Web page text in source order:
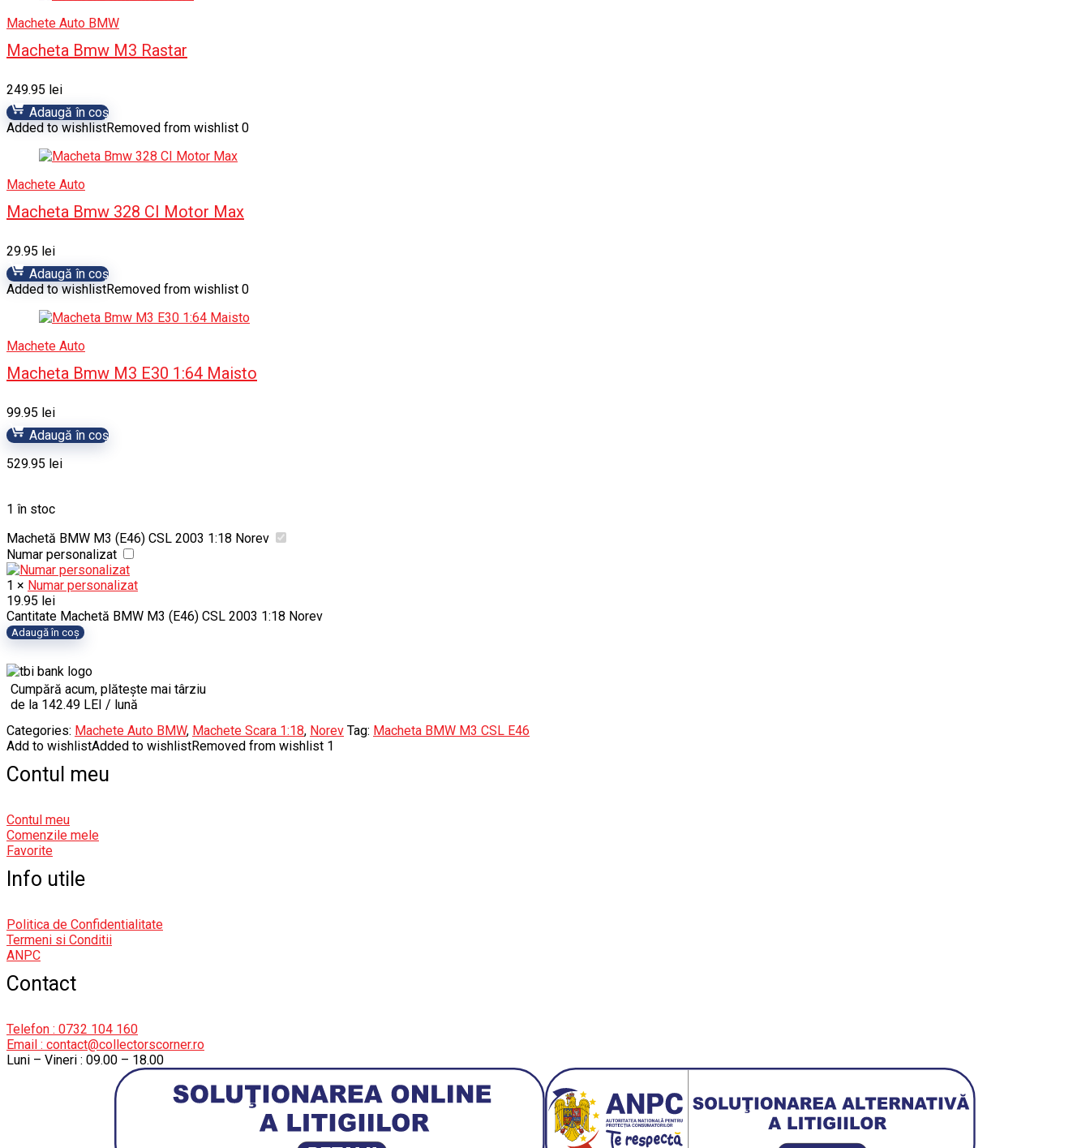
Machete Auto BMW
Macheta Bmw M3 Rastar
249.95 lei
Adaugă în coș
Added to wishlistRemoved from wishlist 0
Machete Auto
Macheta Bmw 328 CI Motor Max
29.95 lei
Adaugă în coș
Added to wishlistRemoved from wishlist 0
Machete Auto
Macheta Bmw M3 E30 1:64 Maisto
99.95 lei
Adaugă în coș
529.95 lei
1 în stoc
Machetă BMW M3 (E46) CSL 2003 1:18 Norev
Numar personalizat
1 × Numar personalizat
19.95 lei
Cantitate Machetă BMW M3 (E46) CSL 2003 1:18 Norev
Adaugă în coș
Cumpără acum, plătește mai târziu
de la 142.49 LEI / lună
Categories: Machete Auto BMW, Machete Scara 1:18, Norev Tag: Macheta BMW M3 CSL E46
Add to wishlistAdded to wishlistRemoved from wishlist 1
Contul meu
Contul meu
Comenzile mele
Favorite
Info utile
Politica de Confidentialitate
Termeni si Conditii
ANPC
Contact
Telefon : 0732 104 160
Email : contact@collectorscorner.ro
Luni – Vineri : 09.00 – 18.00